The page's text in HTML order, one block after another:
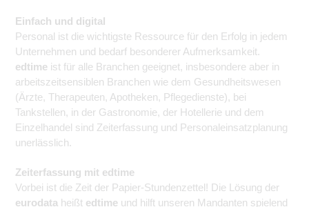
Einfach und digital
Personal ist die wichtigste Ressource für den Erfolg in jedem
Unternehmen und bedarf besonderer Aufmerksamkeit.
edtime ist für alle Branchen geeignet, insbesondere aber in
arbeitszeitsensiblen Branchen wie dem Gesundheitswesen
(Ärzte, Therapeuten, Apotheken, Pflegedienste), bei
Tankstellen, in der Gastronomie, der Hotellerie und dem
Einzelhandel sind Zeiterfassung und Personaleinsatzplanung
unerlässlich.
Zeiterfassung mit edtime
Vorbei ist die Zeit der Papier-Stundenzettel! Die Lösung der
eurodata heißt edtime und hilft unseren Mandanten spielend
LinkedIn.
Betreibercookies
Google Maps zu nutzen oder
eingebettete Videos abspielen zu